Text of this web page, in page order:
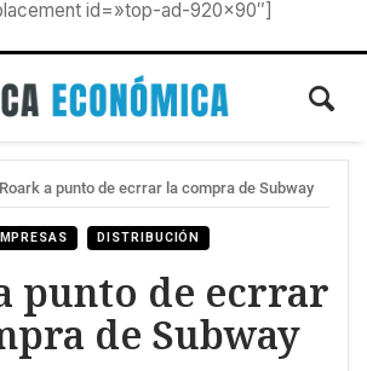
id=»top-ad-920×90″]
Roark a punto de ecrrar la compra de Subway
DISTRIBUCIÓN
punto de ecrrar
de Subway